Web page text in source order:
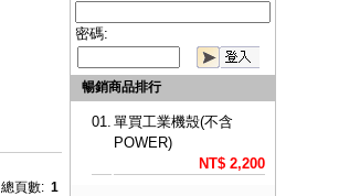
總頁數: 1
密碼:
暢銷商品排行
01. 單買工業機殼(不含
POWER)
NT$ 2,200